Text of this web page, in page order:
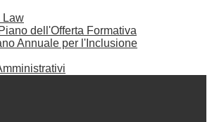
Law
dell'Offerta Formativa
Annuale per l'Inclusione